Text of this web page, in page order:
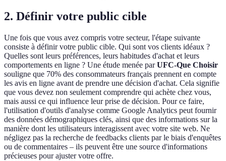
2. Définir votre public cible
Une fois que vous avez compris votre secteur, l'étape suivante
consiste à définir votre public cible. Qui sont vos clients idéaux ?
Quelles sont leurs préférences, leurs habitudes d'achat et leurs
comportements en ligne ? Une étude menée parUFC-Que Choisir
souligne que 70% des consommateurs français prennent en compte
les avis en ligne avant de prendre une décision d'achat. Cela signifie
que vous devez non seulement comprendre qui achète chez vous,
mais aussi ce qui influence leur prise de décision. Pour ce faire,
l'utilisation d'outils d'analyse comme Google Analytics peut fournir
des données démographiques clés, ainsi que des informations sur la
manière dont les utilisateurs interagissent avec votre site web. Ne
négligez pas la recherche de feedbacks clients par le biais d'enquêtes
ou de commentaires – ils peuvent être une source d'informations
précieuses pour ajuster votre offre.